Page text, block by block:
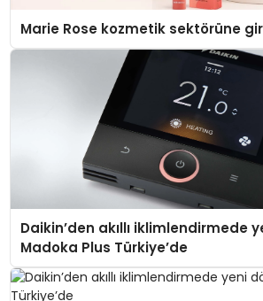
Marie Rose kozmetik sektörüne
Daikin’den akıllı iklimlendirmede
Madoka Plus Türkiye’de